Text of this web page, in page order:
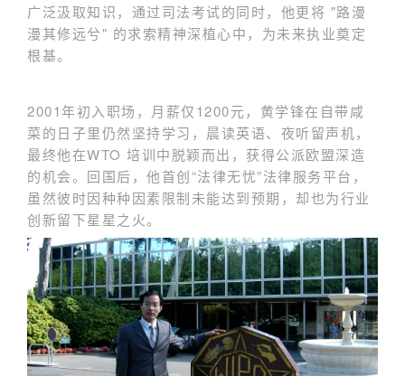
广泛汲取知识，通过司法考试的同时，他更将 "路漫
漫其修远兮" 的求索精神深植心中，为未来执业奠定
根基。
2001年初入职场，月薪仅1200元，黄学锋在自带咸
菜的日子里仍然坚持学习，晨读英语、夜听留声机，
最终他在WTO 培训中脱颖而出，获得公派欧盟深造
的机会。回国后，他首创“法律无忧”法律服务平台，
虽然彼时因种种因素限制未能达到预期，却也为行业
创新留下星星之火。